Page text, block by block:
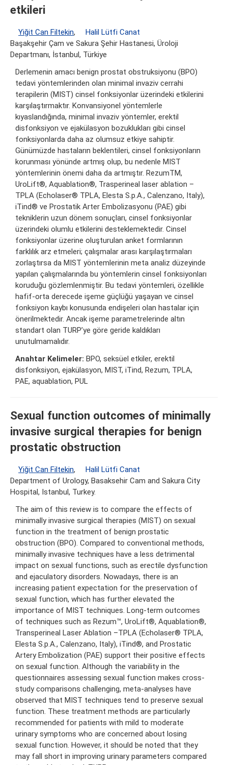
etkileri
Yiğit Can Filtekin,
Halil Lütfi Canat
Başakşehir Çam ve Sakura Şehir Hastanesi, Üroloji
Departmanı, İstanbul, Türkiye
Derlemenin amacı benign prostat obstruksiyonu (BPO)
tedavi yöntemlerinden olan minimal invaziv cerrahi
terapilerin (MIST) cinsel fonksiyonlar üzerindeki etkilerini
karşılaştırmaktır. Konvansiyonel yöntemlerle
kıyaslandığında, minimal invaziv yöntemler, erektil
disfonksiyon ve ejakülasyon bozuklukları gibi cinsel
fonksiyonlarda daha az olumsuz etkiye sahiptir.
Günümüzde hastaların beklentileri, cinsel fonksiyonların
korunması yönünde artmış olup, bu nedenle MIST
yöntemlerinin önemi daha da artmıştır. RezumTM,
UroLift®, Aquablation®, Trasperineal laser ablation –
TPLA (Echolaser® TPLA, Elesta S.p.A., Calenzano, Italy),
iTind® ve Prostatik Arter Embolizasyonu (PAE) gibi
tekniklerin uzun dönem sonuçları, cinsel fonksiyonlar
üzerindeki olumlu etkilerini desteklemektedir. Cinsel
fonksiyonlar üzerine oluşturulan anket formlarının
farklılık arz etmeleri; çalışmalar arası karşılaştırmaları
zorlaştırsa da MIST yöntemlerinin meta analiz düzeyinde
yapılan çalışmalarında bu yöntemlerin cinsel fonksiyonları
koruduğu gözlemlenmiştir. Bu tedavi yöntemleri, özellikle
hafif-orta derecede işeme güçlüğü yaşayan ve cinsel
fonksiyon kaybı konusunda endişeleri olan hastalar için
önerilmektedir. Ancak işeme parametrelerinde altın
standart olan TURP’ye göre geride kaldıkları
unutulmamalıdır.
Anahtar Kelimeler: BPO, seksüel etkiler, erektil
disfonksiyon, ejakülasyon, MIST, iTind, Rezum, TPLA,
PAE, aquablation, PUL
Sexual function outcomes of minimally
invasive surgical therapies for benign
prostatic obstruction
Yiğit Can Filtekin,
Halil Lütfi Canat
Department of Urology, Basaksehir Cam and Sakura City
Hospital, Istanbul, Turkey.
The aim of this review is to compare the effects of
minimally invasive surgical therapies (MIST) on sexual
function in the treatment of benign prostatic
obstruction (BPO). Compared to conventional methods,
minimally invasive techniques have a less detrimental
impact on sexual functions, such as erectile dysfunction
and ejaculatory disorders. Nowadays, there is an
increasing patient expectation for the preservation of
sexual function, which has further elevated the
importance of MIST techniques. Long-term outcomes
of techniques such as Rezum™, UroLift®, Aquablation®,
Transperineal Laser Ablation –TPLA (Echolaser® TPLA,
Elesta S.p.A., Calenzano, Italy), iTind®, and Prostatic
Artery Embolization (PAE) support their positive effects
on sexual function. Although the variability in the
questionnaires assessing sexual function makes cross-
study comparisons challenging, meta-analyses have
observed that MIST techniques tend to preserve sexual
function. These treatment methods are particularly
recommended for patients with mild to moderate
urinary symptoms who are concerned about losing
sexual function. However, it should be noted that they
may fall short in improving urinary parameters compared